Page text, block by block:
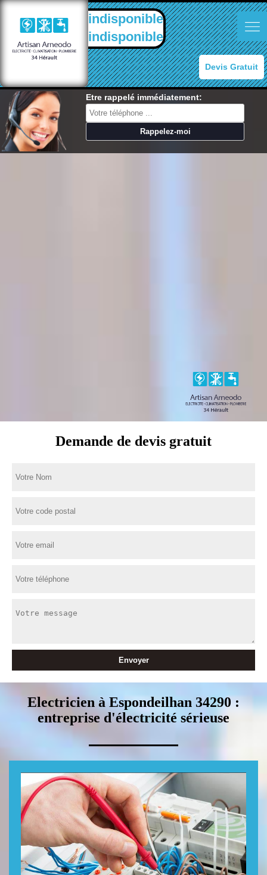
indisponible
indisponible
Devis Gratuit
Etre rappelé immédiatement:
Demande de devis gratuit
Electricien à Espondeilhan 34290 :
entreprise d'électricité sérieuse